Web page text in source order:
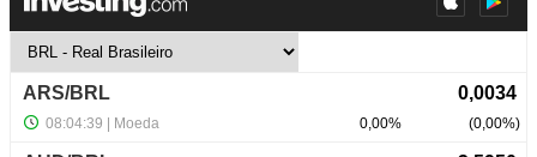
+ Detalhes
3614,00 ha × × ×